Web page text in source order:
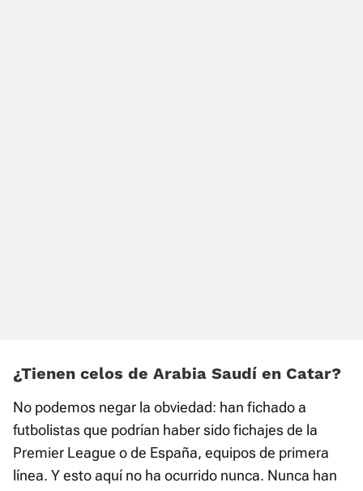
¿Tienen celos de Arabia Saudí en Catar?
No podemos negar la obviedad: han fichado a
futbolistas que podrían haber sido fichajes de la
Premier League o de España, equipos de primera
línea. Y esto aquí no ha ocurrido nunca. Nunca han